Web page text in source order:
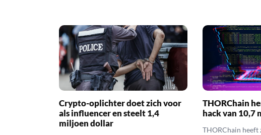
Crypto-oplichter doet zich voor
als influencer en steelt 1,4
miljoen dollar
THORChain
hack van 10,7
THORChain